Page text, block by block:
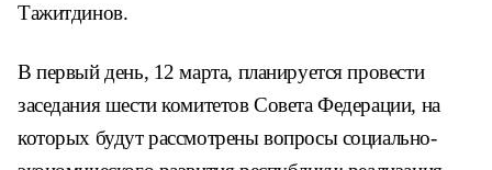
Тажитдинов.
В первый день, 12 марта, планируется провести
заседания шести комитетов Совета Федерации, на
которых будут рассмотрены вопросы социально-